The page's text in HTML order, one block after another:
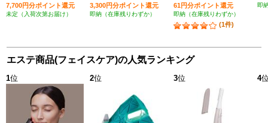
7,700円分ポイント還元
未定（入荷次第お届け）
3,300円分ポイント還元
即納（在庫残りわずか）
61円分ポイント還元
即納（在庫残りわずか）
(1件)
即
エステ商品(フェイスケア)の人気ランキング
1位 2位 3位 4